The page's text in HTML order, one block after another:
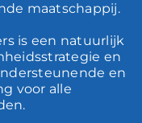
maatschappij.
is een natuurlijk
en
en
voor alle